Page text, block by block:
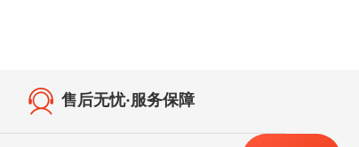
售后无忧·服务保障